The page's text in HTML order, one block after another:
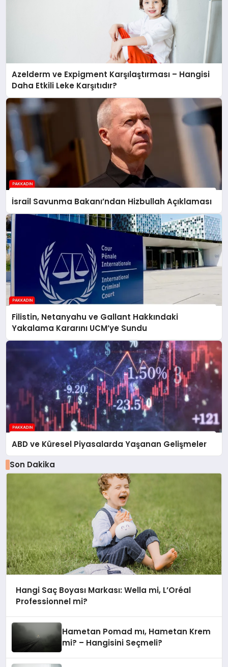
Azelderm ve Expigment Karşılaştırması – Hangisi
Daha Etkili Leke Karşıtıdır?
İsrail Savunma Bakanı’ndan Hizbullah Açıklaması
Filistin, Netanyahu ve Gallant Hakkındaki
Yakalama Kararını UCM’ye Sundu
ABD ve Küresel Piyasalarda Yaşanan Gelişmeler
Son Dakika
Hangi Saç Boyası Markası: Wella mi, L’Oréal
Professionnel mi?
Hametan Pomad mı, Hametan Krem
mi? – Hangisini Seçmeli?